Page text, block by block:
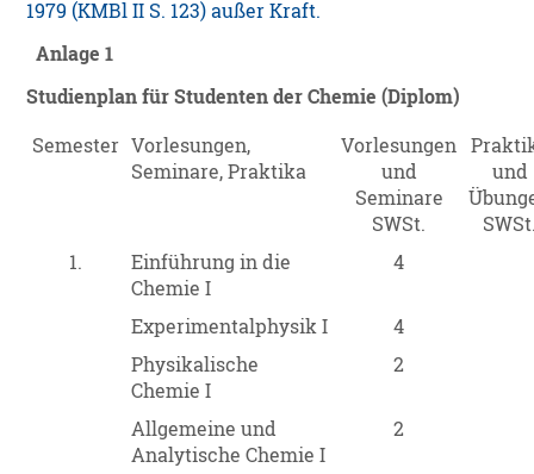
1979 (KMBl II S. 123) außer Kraft.
Anlage 1
Studienplan für Studenten der Chemie (Diplom)
Semester Vorlesungen,
Seminare, Praktika
Vorlesungen
und
Seminare
SWSt.
und
1.
Einführung in die
Chemie I
4
Experimentalphysik I
4
Physikalische
Chemie I
2
Allgemeine und
Analytische Chemie I
2